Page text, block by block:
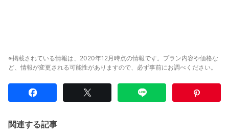
※掲載されている情報は、2020年12月時点の情報です。プラン内容や価格な
ど、情報が変更される可能性がありますので、必ず事前にお調べください。
関連する記事